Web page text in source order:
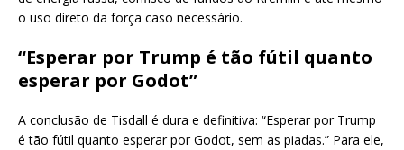
o uso direto da força caso necessário.
“Esperar por Trump é tão fútil quanto
esperar por Godot”
A conclusão de Tisdall é dura e definitiva: “Esperar por Trump
é tão fútil quanto esperar por Godot, sem as piadas.” Para ele,